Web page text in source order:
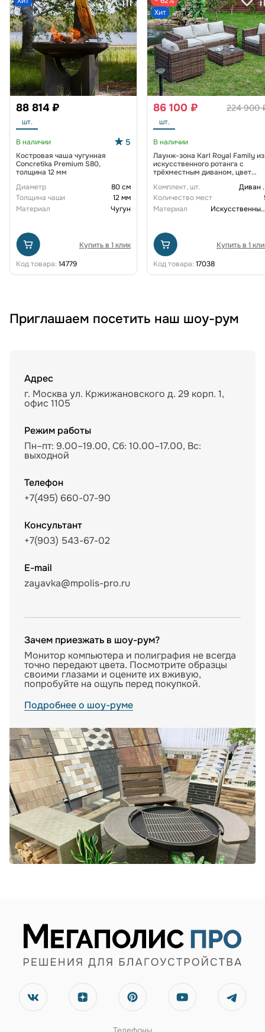
88 814 ₽
шт.
В наличии 5
Костровая чаша чугунная
Concretika Premium S80,
толщина 12 мм
Диаметр
80 см
Толщина чаши
12 мм
Материал
Чугун
Купить в 1 клик
Код товара: 14779
Хит
224 900
86 100 ₽
шт.
В наличии
Лаунж-зона Karl Royal Family из
искусственного ротанга с
трёхместным диваном, цвет
Комплект, шт. Диван
Количество мест
Материал
Искусственный ротанг
Купить в 1
Код товара: 17038
Приглашаем посетить наш шоу-рум
Адрес
г. Москва ул. Кржижановского д. 29 корп. 1,
офис 1105
Режим работы
Пн–пт: 9.00–19.00, Сб: 10.00–17.00, Вс:
выходной
Телефон
+7(495) 660-07-90
Консультант
+7(903) 543-67-02
E-mail
zayavka@mpolis-pro.ru
Зачем приезжать в шоу-рум?
Монитор компьютера и полиграфия не всегда
точно передают цвета. Посмотрите образцы
своими глазами и оцените их вживую,
попробуйте на ощупь перед покупкой.
Подробнее о шоу-руме